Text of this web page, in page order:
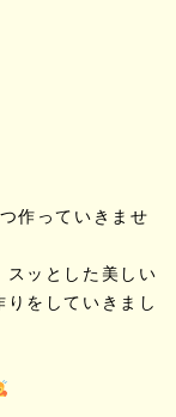
作っていきませ
スッとした美しい
をしていきまし